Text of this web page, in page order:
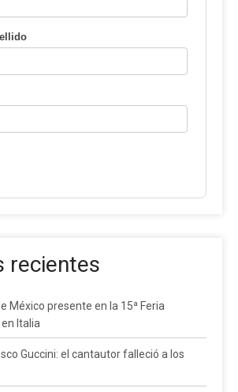
recientes
México presente en la 15ª Feria
Italia
Guccini: el cantautor falleció a los